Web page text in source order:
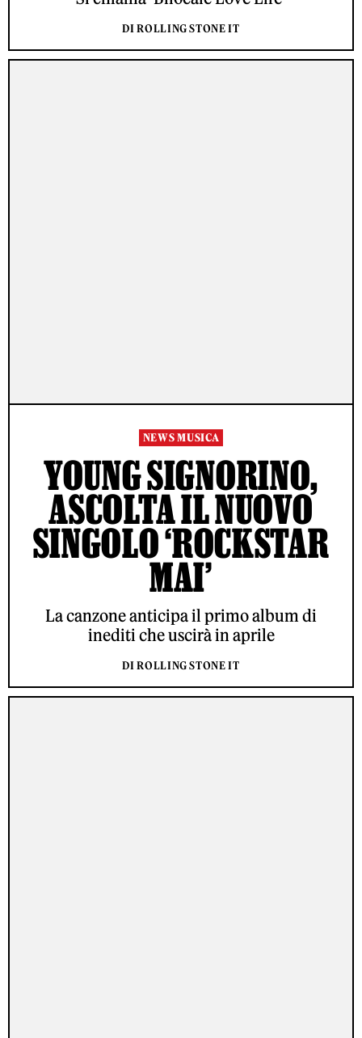
DI ROLLING STONE IT
NEWS MUSICA
YOUNG SIGNORINO,
ASCOLTA IL NUOVO
SINGOLO ‘ROCKSTAR
MAI’
La canzone anticipa il primo album di
inediti che uscirà in aprile
DI ROLLING STONE IT